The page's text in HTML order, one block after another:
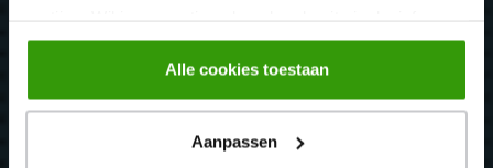
embedded content? Vink dan alle vakjes aan. Je kunt
altijd jouw toestemming aanpassen middels
onzecookiebeleidpagina.
Alle cookies toestaan
Aanpassen
Beek en Donk